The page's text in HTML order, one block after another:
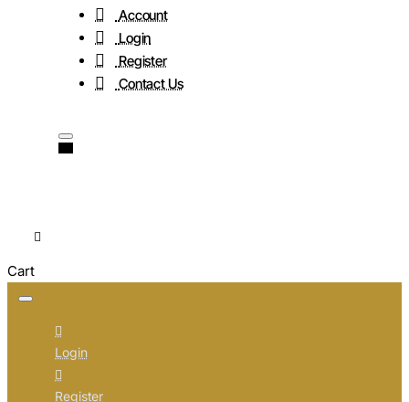
Account
Login
Register
Contact Us
Cart
Login
Register